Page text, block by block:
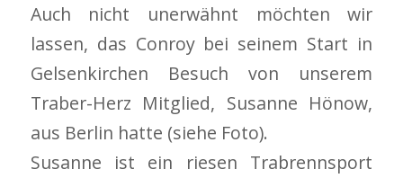
Auch nicht unerwähnt möchten wir
lassen, das Conroy bei seinem Start in
Gelsenkirchen Besuch von unserem
Traber-Herz Mitglied, Susanne Hönow,
aus Berlin hatte (siehe Foto).
Susanne ist ein riesen Trabrennsport